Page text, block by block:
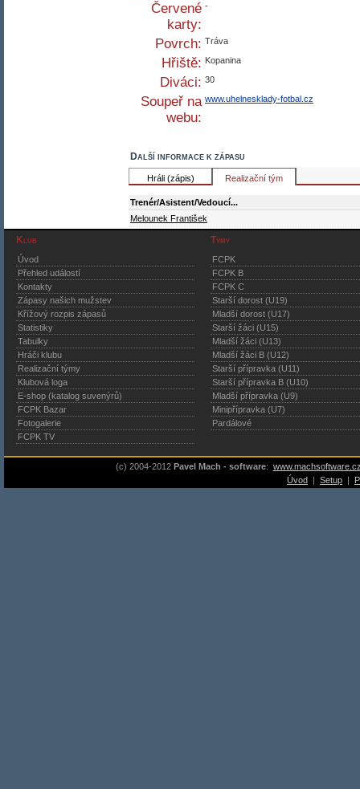
Červené
karty:
-
Povrch: Tráva
Hřiště: Kopanina
Diváci: 30
Soupeř na
webu:
www.uhelnesklady-fotbal.cz
Další informace k zápasu
Hráli (zápis) Realizační tým
Trenér/Asistent/Vedoucí...
Melounek František
Klub
Úvod
Přehled událostí
Kontakty
Zápasy našich mužstev
Křížový rozpis zápasů
Statistiky
Tabulky
Hráči klubu
Realizační týmy
Klubová loga
E-shop (katalog suvenýrů)
FCPK Bazar
Fotogalerie
FCPK TV
Týmy
FCPK
FCPK B
FCPK C
Starší dorost (U19)
Mladší dorost (U17)
Starší žáci (U15)
Mladší žáci (U13)
Mladší žáci B (U12)
Starší přípravka (U11)
Starší přípravka B (U10)
Mladší přípravka (U9)
Minipřípravka (U7)
Pardálové
(c) 2004-2012 Pavel Mach - software:
Úvod | Setup |